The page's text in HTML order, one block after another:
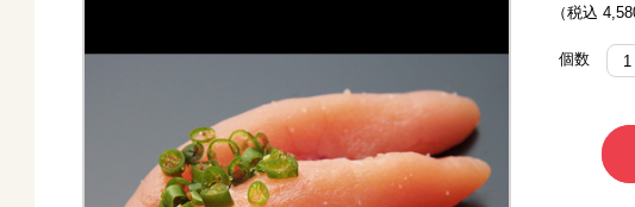
（税込
個数